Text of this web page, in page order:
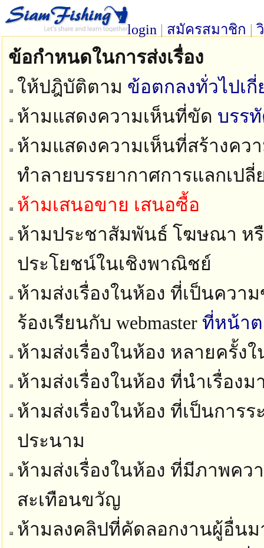
login | สมัครสมาชิก |
ข้อกำหนดในการส่งเรื่อง
ให้ปฎิบัติตาม ข้อตกลงทั่วไปเ
ห้ามแสดงความเห็นที่ขัด บรร
ห้ามแสดงความเห็นที่สร้างคว
ทำลายบรรยากาศการแลกเปลี่
ห้ามเสนอขาย เสนอซื้อ
ห้ามประชาสัมพันธ์ โฆษณา ห
ประโยชน์ในเชิงพาณิชย์
ห้ามส่งเรื่องในห้อง ที่เป็นคว
ร้องเรียนกับ webmaster ที่หน้า
ห้ามส่งเรื่องในห้อง หลายครั้ง
ห้ามส่งเรื่องในห้อง ที่นำเรื่องม
ห้ามส่งเรื่องในห้อง ที่เป็นการ
ประนาม
ห้ามส่งเรื่องในห้อง ที่มีภาพค
สะเทือนขวัญ
ห้ามลงคลิปที่คัดลอกงานผู้อื่นม